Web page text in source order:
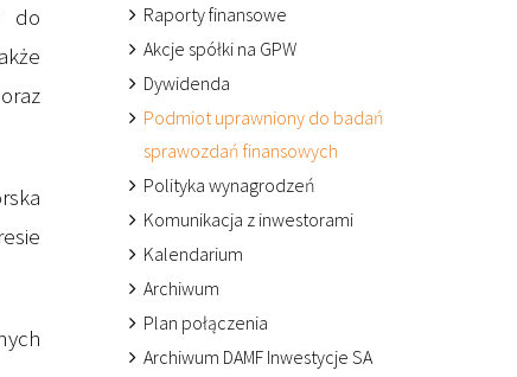
do
Raporty finansowe
Akcje spółki na GPW
Dywidenda
Podmiot uprawniony do badań
sprawozdań finansowych
Polityka wynagrodzeń
Komunikacja z inwestorami
Kalendarium
Archiwum
Plan połączenia
Archiwum DAMF Inwestycje SA